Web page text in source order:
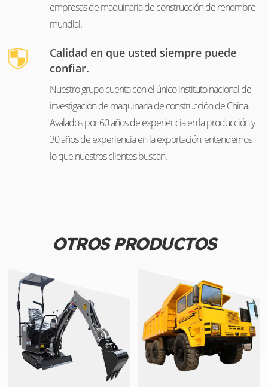
empresas de maquinaria de construcción de renombre
mundial.
Calidad en que usted siempre puede
confiar.
Nuestro grupo cuenta con el único instituto nacional de
investigación de maquinaria de construcción de China.
Avalados por 60 años de experiencia en la producción y
30 años de experiencia en la exportación, entendemos
lo que nuestros clientes buscan.
OTROS PRODUCTOS